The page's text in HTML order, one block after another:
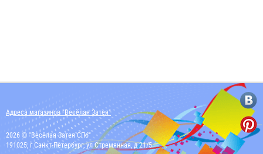
Адреса магазинов "Весёлая Затея"
2026 © "Весёлая Затея СПб"
191025, г Санкт-Петербург, ул Стремянная, д 21/5